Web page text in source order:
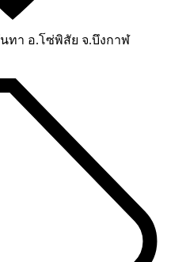
ทา อ.โซ่พิสัย จ.บึงกาฬ